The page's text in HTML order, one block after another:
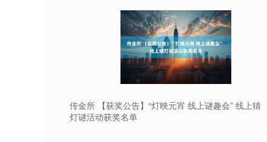
传金所 【获奖公告】“灯映元宵 线上谜趣会” 线上猜
灯谜活动获奖名单